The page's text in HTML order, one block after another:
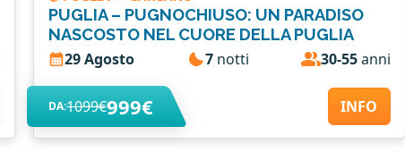
PUGLIA – PUGNOCHIUSO: UN PARADISO
NASCOSTO NEL CUORE DELLA PUGLIA
29 Agosto 7notti 30-55anni
DA:1099€999€ INFO